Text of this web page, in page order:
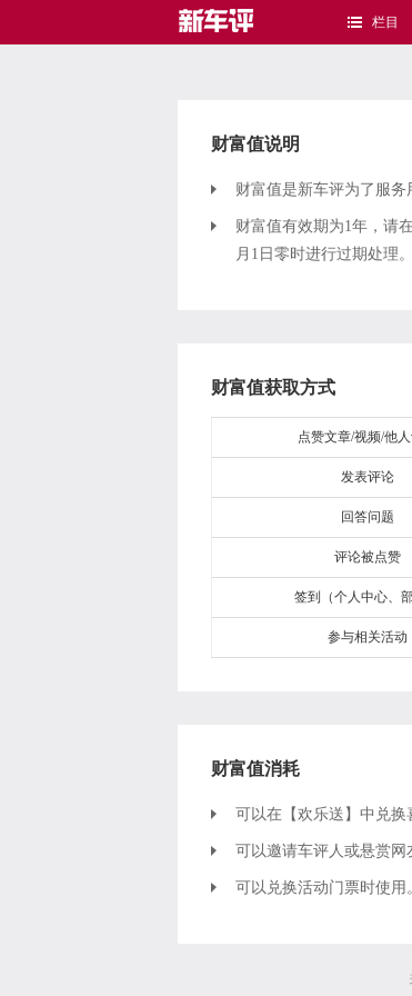
栏目
财富值说明
财富值是新车评为了服务
财富值有效期为1年，请
月1日零时进行过期处理。
财富值获取方式
点赞文章/视频/他
发表评论
回答问题
评论被点赞
签到（个人中心、部
参与相关活动
财富值消耗
可以在【欢乐送】中兑换
可以邀请车评人或悬赏网
可以兑换活动门票时使用